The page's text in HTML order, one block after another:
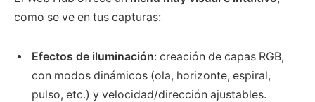
como se ve en tus capturas:
Efectos de iluminación: creación de capas RGB,
con modos dinámicos (ola, horizonte, espiral,
pulso, etc.) y velocidad/dirección ajustables.